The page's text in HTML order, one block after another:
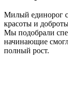
Милый единорог
красоты и
Мы подобрали
начинающие
полный рост.